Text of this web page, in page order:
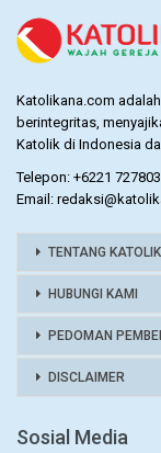
Katolikana.com
berintegritas,
Katolik di Indonesia
Telepon: +6221
Email:
TENTANG
HUBUNGI KAMI
PEDOMAN
DISCLAIMER
Sosial Media